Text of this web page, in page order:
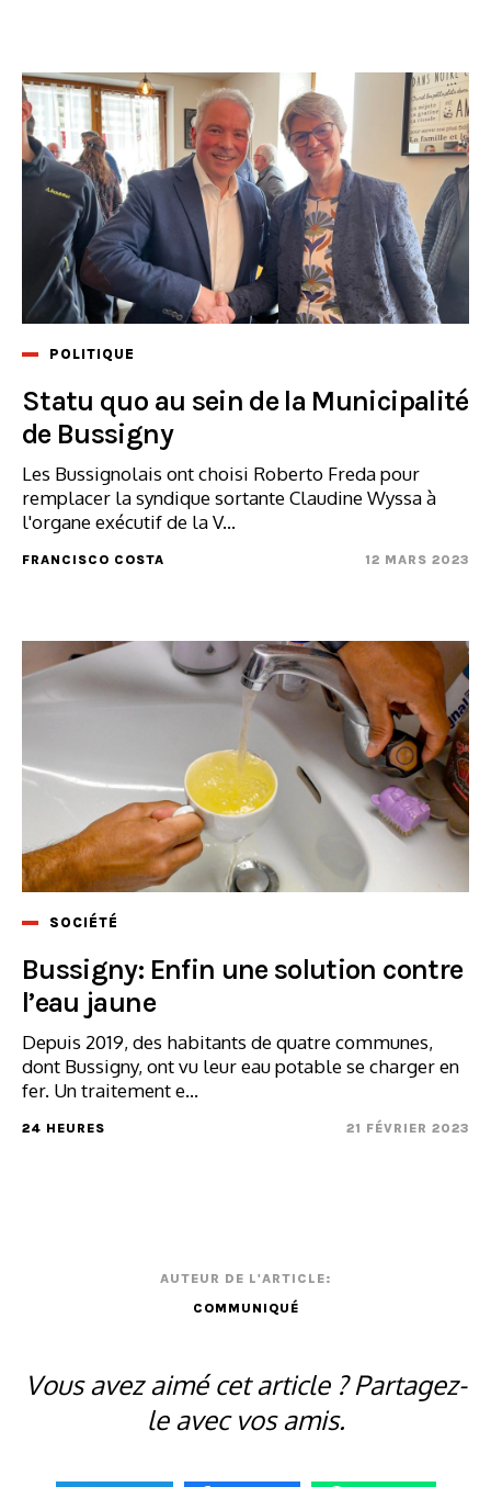
POLITIQUE
Statu quo au sein de la Municipalité
de Bussigny
Les Bussignolais ont choisi Roberto Freda pour
remplacer la syndique sortante Claudine Wyssa à
l'organe exécutif de la V...
FRANCISCO COSTA 12 MARS 2023
SOCIÉTÉ
Bussigny: Enfin une solution contre
l’eau jaune
Depuis 2019, des habitants de quatre communes,
dont Bussigny, ont vu leur eau potable se charger en
fer. Un traitement e...
24 HEURES 21 FÉVRIER 2023
AUTEUR DE L'ARTICLE:
COMMUNIQUÉ
Vous avez aimé cet article ? Partagez-
le avec vos amis.